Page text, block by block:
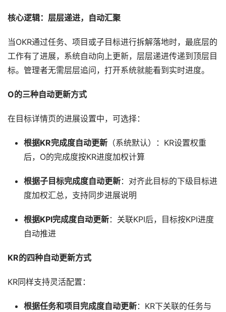
核心逻辑：层层递进，自动汇聚
当OKR通过任务、项目或子目标进行拆解落地时，最底层的
工作有了进展，系统自动向上更新，层层递进传递到顶层目
标。管理者无需层层追问，打开系统就能看到实时进度。
O的三种自动更新方式
在目标详情页的进展设置中，可选择：
根据KR完成度自动更新 （系统默认）：KR设置权重
后，O的完成度按KR进度加权计算
根据子目标完成度自动更新：对齐此目标的下级目标进
度加权汇总，支持同步进展说明
根据KPI完成度自动更新：关联KPI后，目标按KPI进度
自动推进
KR的四种自动更新方式
KR同样支持灵活配置：
根据任务和项目完成度自动更新：KR下关联的任务与